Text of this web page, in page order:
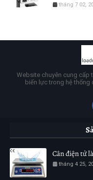
tháng 7 02,
Website chuyên cung cấp
biến lực trong hệ
Cân điện tử
tháng 4 25,